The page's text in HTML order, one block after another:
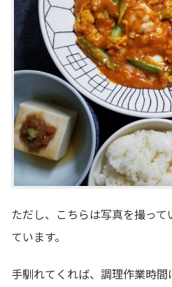
ただし、こちらは写真を撮っ
ています。
手馴れてくれば、調理作業時間